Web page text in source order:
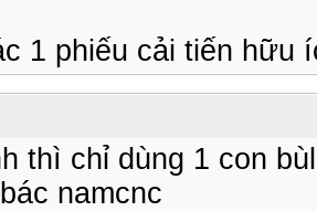
1 phiếu cải tiến hữu
thì chỉ dùng 1 con
namcnc